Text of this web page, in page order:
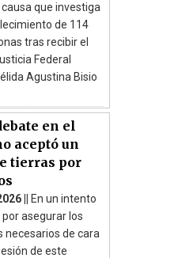
que investiga
de 114
tras recibir el
Federal
Agustina Bisio
en el
aceptó un
tierras por
||
En un intento
por asegurar los
necesarios de cara
de este